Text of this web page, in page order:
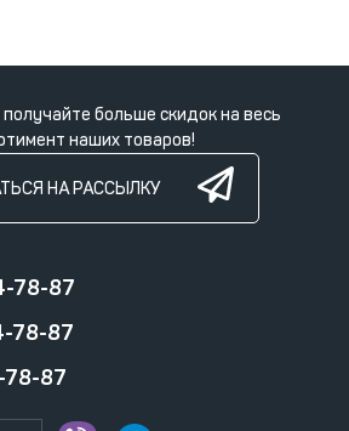
больше скидок на весь
наших товаров!
НА РАССЫЛКУ
78-87
78-87
78-87